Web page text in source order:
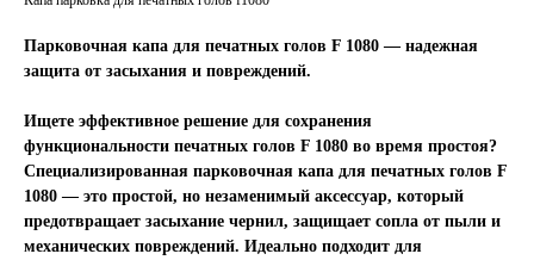
Парковочная капа для печатных голов F 1080 — надежная
защита от засыхания и повреждений.
Ищете эффективное решение для сохранения
функциональности печатных голов F 1080 во время простоя?
Специализированная парковочная капа для печатных голов F
1080 — это простой, но незаменимый аксессуар, который
предотвращает засыхание чернил, защищает сопла от пыли и
механических повреждений. Идеально подходит для